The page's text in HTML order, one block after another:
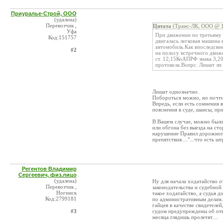
Приуралье-Строй, ООО
(удалена)
Перевозчик ,
Уфа
Код:151757
#2
Цитата (Транс-ЛК, ООО @
При движении по третьяму
двигалась легковая
автомобиль.Как
на полосу встречного
ст. 12,15КоАПРФ знака
протокола.Вопрс. Лишат
Лишат однозначно.
Побороться можно, но
Впредь, если есть сомнения
пояснения в суде, шансы,
В Вашем случае, можно было
или обгона без выезда на
нарушение Правил
препятствия...."...что есть
Регентов Владимир
Сергеевич, физ.лицо
(удалена)
Перевозчик ,
Ногинск
Код:2799181
#3
Ну для начала ходатайство
законодательства и
такое ходатайство, а судья
по административным
гайцев в качестве
судом предупреждены об
месяца глядишь пролетят....